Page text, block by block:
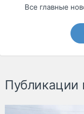
Все главные
Публикации